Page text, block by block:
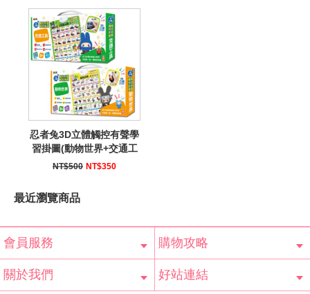
忍者兔3D立體觸控有聲學
習掛圖(動物世界+交通工
具)
NT$500 NT$350
最近瀏覽商品
會員服務
會員辨法
客服信箱
隱私條款
網站導覽
購物攻略
常見問題
購物說明
訂單查詢
關於我們 好站連結